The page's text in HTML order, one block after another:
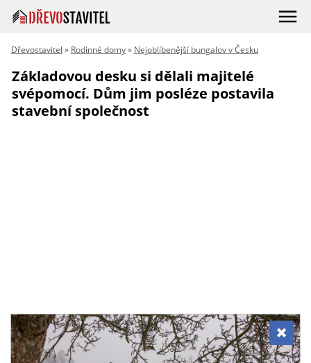
Dřevostavitel » Rodinné domy» Nejoblíbenější bungalov v Česku
Základovou desku si dělali majitelé
svépomocí. Dům jim posléze postavila
stavební společnost